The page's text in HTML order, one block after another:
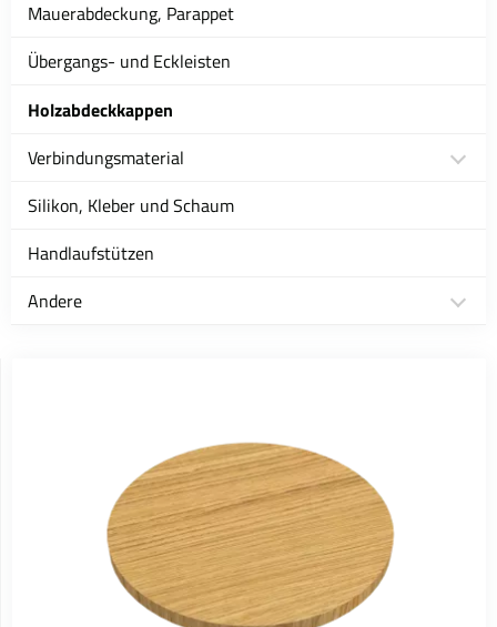
Mauerabdeckung, Parappet
Übergangs- und Eckleisten
Holzabdeckkappen
Verbindungsmaterial
Silikon, Kleber und Schaum
Handlaufstützen
Andere